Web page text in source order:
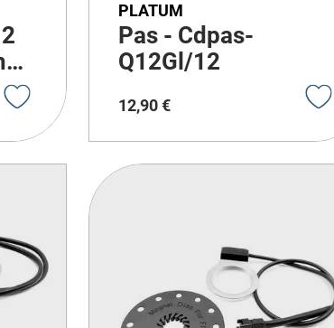
PLATUM
Pas - Cdpas-
Q12Gl/12
12,90 €